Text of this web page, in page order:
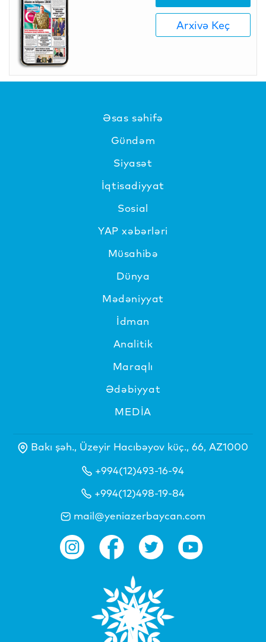
Arxivə Keç
Əsas səhifə
Gündəm
Siyasət
İqtisadiyyat
Sosial
YAP xəbərləri
Müsahibə
Dünya
Mədəniyyat
İdman
Analitik
Maraqlı
Ədəbiyyat
MEDİA
Bakı şəh., Üzeyir Hacıbəyov küç., 66, AZ1000
+994(12)493-16-94
+994(12)498-19-84
mail@yeniazerbaycan.com